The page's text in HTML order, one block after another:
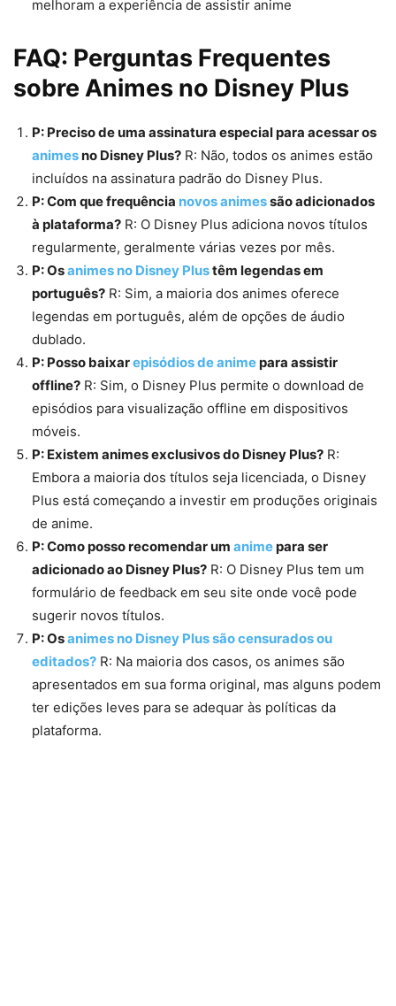
melhoram a experiência de assistir anime
FAQ: Perguntas Frequentes
sobre Animes no Disney Plus
P: Preciso de uma assinatura especial para acessar os
animesno Disney Plus? R: Não, todos os animes estão
incluídos na assinatura padrão do Disney Plus.
P: Com que frequência novos animessão adicionados
à plataforma? R: O Disney Plus adiciona novos títulos
regularmente, geralmente várias vezes por mês.
P: Osanimes no Disney Plustêm legendas em
português? R: Sim, a maioria dos animes oferece
legendas em português, além de opções de áudio
dublado.
P: Posso baixarepisódios de animepara assistir
offline? R: Sim, o Disney Plus permite o download de
episódios para visualização offline em dispositivos
móveis.
P: Existem animes exclusivos do Disney Plus? R:
Embora a maioria dos títulos seja licenciada, o Disney
Plus está começando a investir em produções originais
de anime.
P: Como posso recomendar um animepara ser
adicionado ao Disney Plus? R: O Disney Plus tem um
formulário de feedback em seu site onde você pode
sugerir novos títulos.
P: Osanimes no Disney Plus são censurados ou
editados? R: Na maioria dos casos, os animes são
apresentados em sua forma original, mas alguns podem
ter edições leves para se adequar às políticas da
plataforma.